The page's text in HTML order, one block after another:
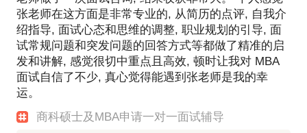
张老师在这方面是非常专业的, 从简历的点评, 自我介
绍指导, 面试心态和思维的调整, 职业规划的引导, 面
试常规问题和突发问题的回答方式等都做了精准的启
发和讲解, 感觉很切中重点且高效, 顿时让我对 MBA
面试自信了不少, 真心觉得能遇到张老师是我的幸
运。
商科硕士及MBA申请一对一面试辅导